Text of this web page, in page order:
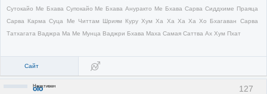
Сутокайо Ме Бхава Супокайо Ме Бхава Ануракто Ме Бхава Сарва Сиддхиме Праяца
Сарва Карма Суца Ме Читтам Шриям Куру Хум Ха Ха Ха Ха Хо Бхагаван Сарва
Татхагата Ваджра Ма Ме Мунца Ваджри Бхава Маха Самая Саттва Ах Хум Пхат
Сайт
127
olo
Неактивен